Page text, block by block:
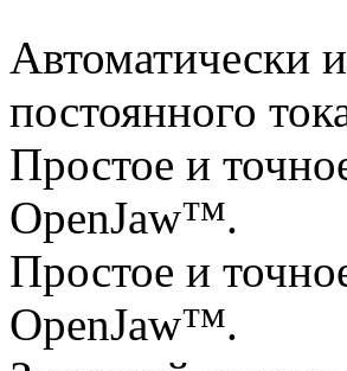
Автоматически
постоянного
Простое и
OpenJaw™.
Простое и
OpenJaw™.